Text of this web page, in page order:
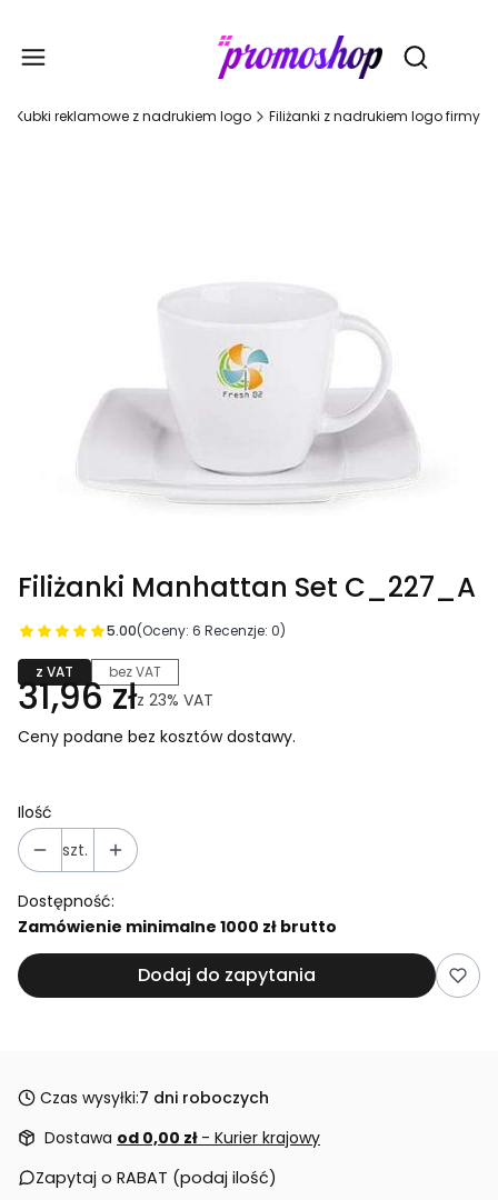
Otwórz
Kubki reklamowe z nadrukiem logo Filiżanki z nadrukiem logo firmy
Filiżanki Manhattan Set C_227_A
5.00(Oceny: 6 Recenzje: 0)
z VAT bez VAT
31,96 złz 23% VAT
Ceny podane bez kosztów dostawy.
Ilość
szt.
Dostępność:
Zamówienie minimalne 1000 zł brutto
Dodaj do zapytania
Czas wysyłki:7 dni roboczych
Dostawa od 0,00 zł - Kurier krajowy
Zapytaj o RABAT (podaj ilość)